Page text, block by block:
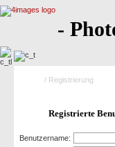
-
/ Registrierung
Registrierte
Benutzername: